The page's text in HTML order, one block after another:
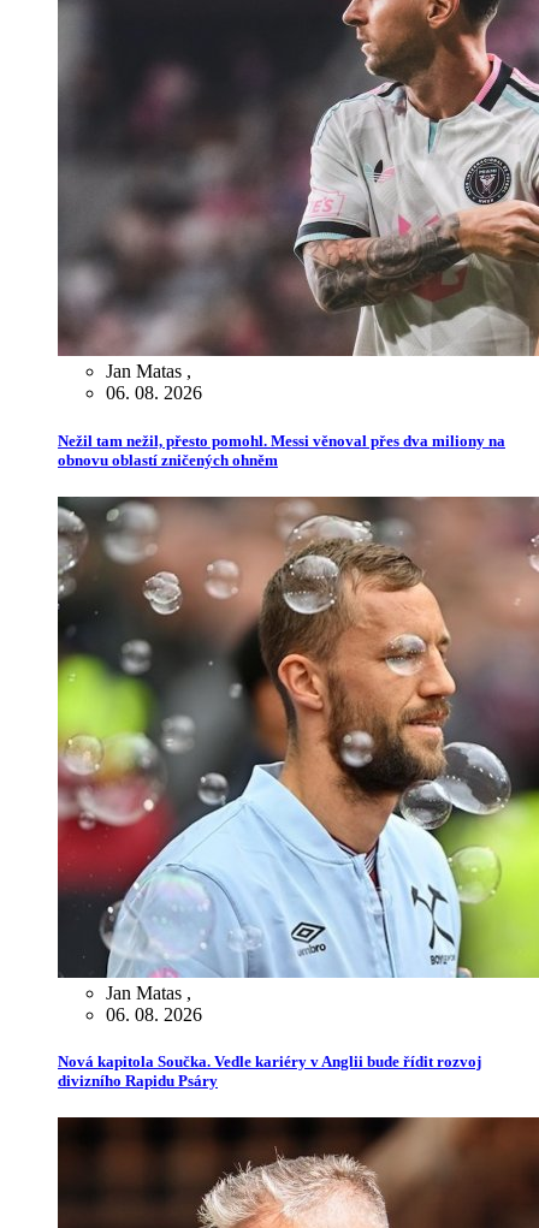
Jan Matas ,
06. 08. 2026
Nežil tam nežil, přesto pomohl. Messi věnoval přes dva miliony na
obnovu oblastí zničených ohněm
Jan Matas ,
06. 08. 2026
Nová kapitola Součka. Vedle kariéry v Anglii bude řídit rozvoj
divizního Rapidu Psáry